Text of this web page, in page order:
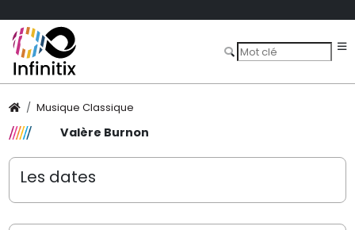
Musique Classique
Valère Burnon
Les dates